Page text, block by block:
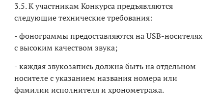
3.5. К участникам Конкурса предъявляются
следующие технические требования:
- фонограммы предоставляются на USB-носителях
с высоким качеством звука;
- каждая звукозапись должна быть на отдельном
носителе с указанием названия номера или
фамилии исполнителя и хронометража.